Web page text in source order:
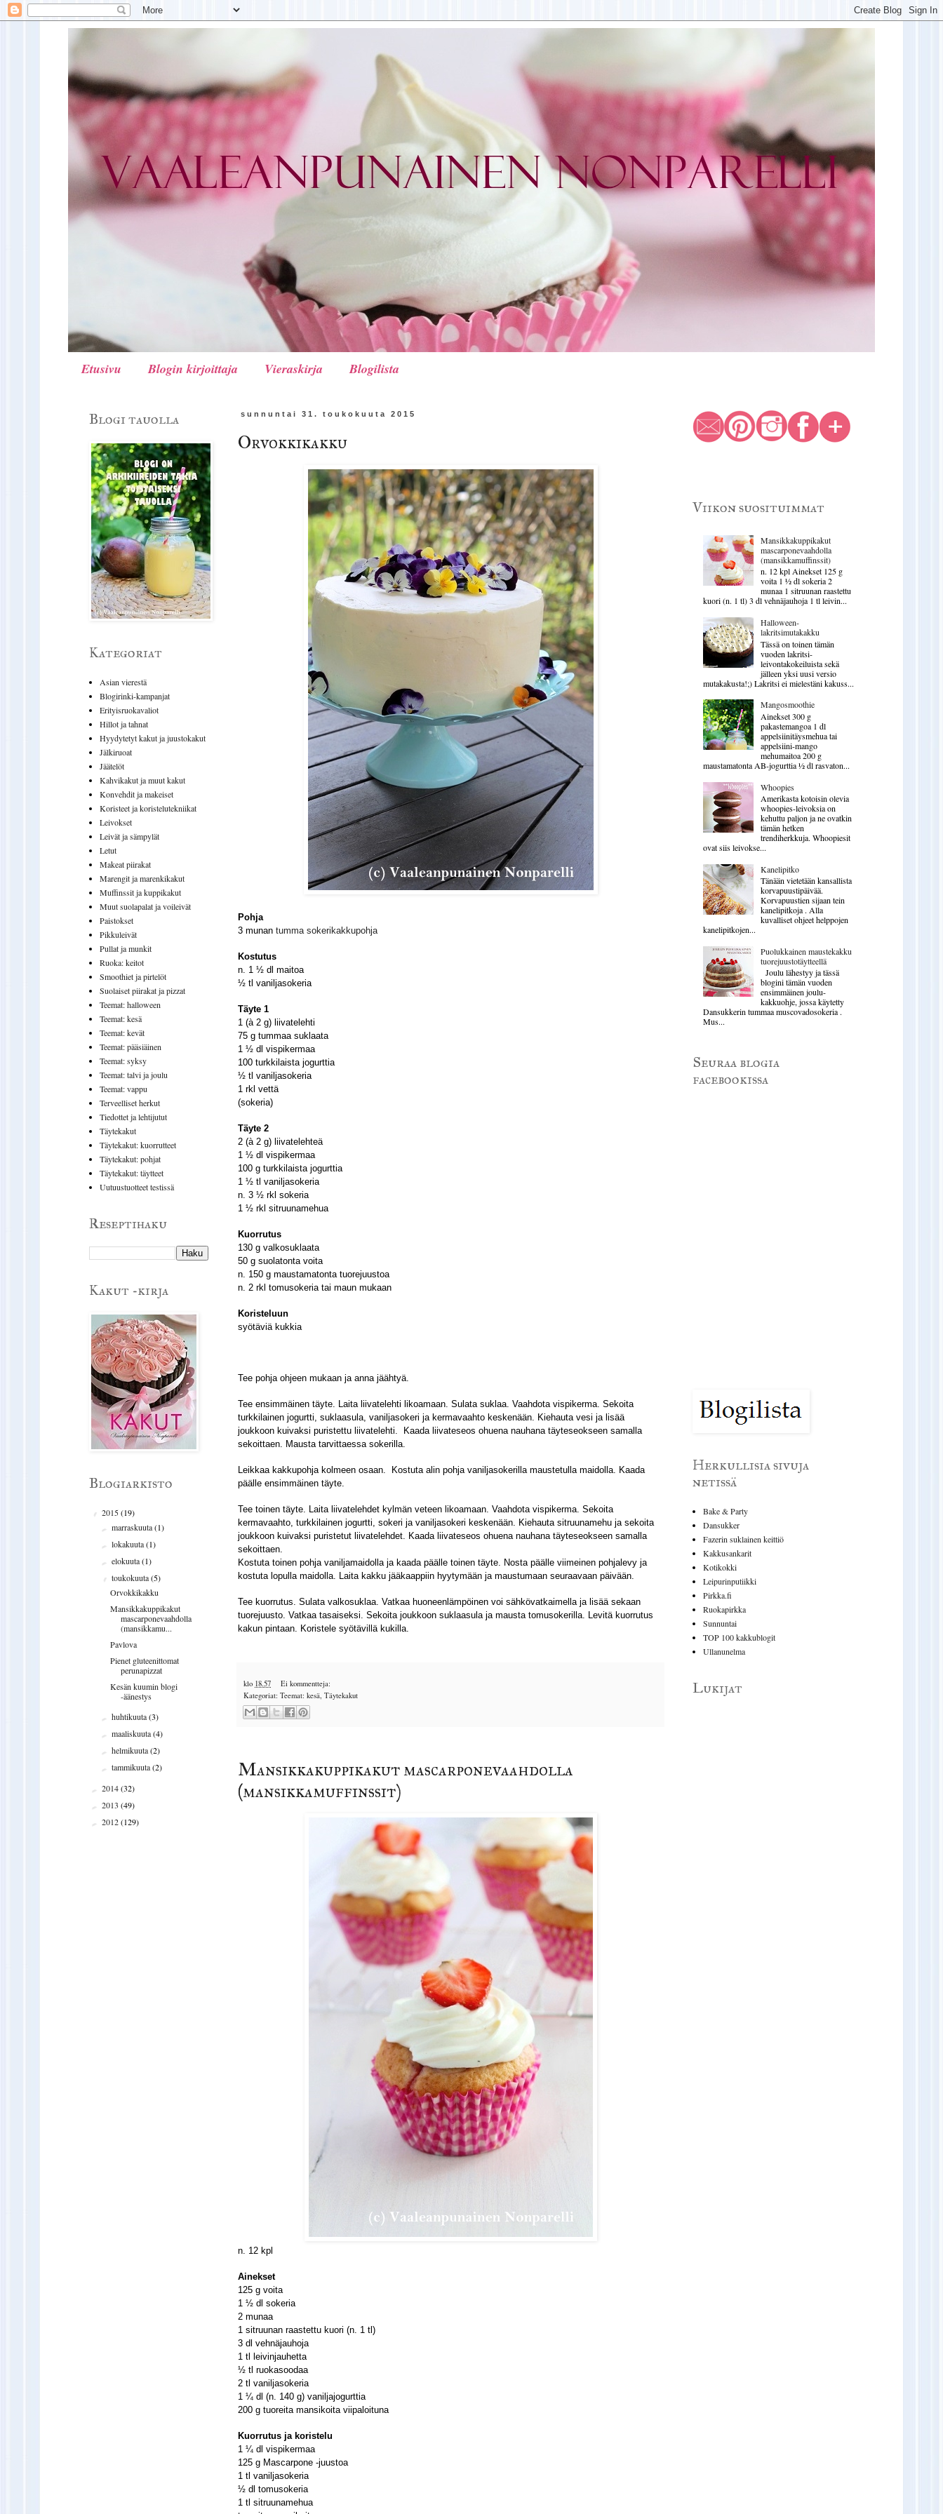
Etusivu Blogin kirjoittaja Vieraskirja Blogilista
sunnuntai 31. toukokuuta 2015
Orvokkikakku
Pohja
3 munan tumma sokerikakkupohja
Kostutus
n. 1 ½ dl maitoa
½ tl vaniljasokeria
Täyte 1
1 (à 2 g) liivatelehti
75 g tummaa suklaata
1 ½ dl vispikermaa
100 turkkilaista jogurttia
½ tl vaniljasokeria
1 rkl vettä
(sokeria)
Täyte 2
2 (à 2 g) liivatelehteä
1 ½ dl vispikermaa
100 g turkkilaista jogurttia
1 ½ tl vaniljasokeria
n. 3 ½ rkl sokeria
1 ½ rkl sitruunamehua
Kuorrutus
130 g valkosuklaata
50 g suolatonta voita
n. 150 g maustamatonta tuorejuustoa
n. 2 rkl tomusokeria tai maun mukaan
Koristeluun
syötäviä kukkia
Tee pohja ohjeen mukaan ja anna jäähtyä.
Tee ensimmäinen täyte. Laita liivatelehti likoamaan. Sulata suklaa. Vaahdota vispikerma. Sekoita
turkkilainen jogurtti, suklaasula, vaniljasokeri ja kermavaahto keskenään. Kiehauta vesi ja lisää
joukkoon kuivaksi puristettu liivatelehti. Kaada liivateseos ohuena nauhana täyteseokseen samalla
sekoittaen. Mausta tarvittaessa sokerilla.
Leikkaa kakkupohja kolmeen osaan. Kostuta alin pohja vaniljasokerilla maustetulla maidolla. Kaada
päälle ensimmäinen täyte.
Tee toinen täyte. Laita liivatelehdet kylmän veteen likoamaan. Vaahdota vispikerma. Sekoita
kermavaahto, turkkilainen jogurtti, sokeri ja vaniljasokeri keskenään. Kiehauta sitruunamehu ja sekoita
joukkoon kuivaksi puristetut liivatelehdet. Kaada liivateseos ohuena nauhana täyteseokseen samalla
sekoittaen.
Kostuta toinen pohja vaniljamaidolla ja kaada päälle toinen täyte. Nosta päälle viimeinen pohjalevy ja
kostuta lopulla maidolla. Laita kakku jääkaappiin hyytymään ja maustumaan seuraavaan päivään.
Tee kuorrutus. Sulata valkosuklaa. Vatkaa huoneenlämpöinen voi sähkövatkaimella ja lisää sekaan
tuorejuusto. Vatkaa tasaiseksi. Sekoita joukkoon suklaasula ja mausta tomusokerilla. Levitä kuorrutus
kakun pintaan. Koristele syötävillä kukilla.
klo 18.57
Ei kommentteja:
Kategoriat: Teemat: kesä Täytekakut
Mansikkakuppikakut mascarponevaahdolla
(mansikkamuffinssit)
n. 12 kpl
Ainekset
125 g voita
1 ½ dl sokeria
2 munaa
1 sitruunan raastettu kuori (n. 1 tl)
3 dl vehnäjauhoja
1 tl leivinjauhetta
½ tl ruokasoodaa
2 tl vaniljasokeria
1 ¼ dl (n. 140 g) vaniljajogurttia
200 g tuoreita mansikoita viipaloituna
Kuorrutus ja koristelu
1 ¼ dl vispikermaa
125 g Mascarpone -juustoa
1 tl vaniljasokeria
½ dl tomusokeria
1 tl sitruunamehua
Blogi tauolla
Kategoriat
Asian vierestä
Blogirinki-kampanjat
Erityisruokavaliot
Hillot ja tahnat
Hyydytetyt kakut ja juustokakut
Jälkiruoat
Jäätelöt
Kahvikakut ja muut kakut
Konvehdit ja makeiset
Koristeet ja koristelutekniikat
Leivokset
Leivät ja sämpylät
Letut
Makeat piirakat
Marengit ja marenkikakut
Muffinssit ja kuppikakut
Muut suolapalat ja voileivät
Paistokset
Pikkuleivät
Pullat ja munkit
Ruoka: keitot
Smoothiet ja pirtelöt
Suolaiset piirakat ja pizzat
Teemat: halloween
Teemat: kesä
Teemat: kevät
Teemat: pääsiäinen
Teemat: syksy
Teemat: talvi ja joulu
Teemat: vappu
Terveelliset herkut
Tiedottet ja lehtijutut
Täytekakut
Täytekakut: kuorrutteet
Täytekakut: pohjat
Täytekakut: täytteet
Uutuustuotteet testissä
Reseptihaku
Kakut -kirja
Blogiarkisto
▼ 2015(19)
►marraskuuta(1)
►lokakuuta(1)
►elokuuta(1)
▼toukokuuta(5)
Orvokkikakku
Mansikkakuppikakut
mascarponevaahdolla
(mansikkamu...
Pavlova
Pienet gluteenittomat
perunapizzat
Kesän kuumin blogi
-äänestys
►huhtikuuta(3)
►maaliskuuta(4)
►helmikuuta(2)
►tammikuuta(2)
► 2014(32)
► 2013 (49)
► 2012(129)
Viikon suosituimmat
Mansikkakuppikakut
mascarponevaahdolla
(mansikkamuffinssit)
n. 12 kpl Ainekset 125 g
voita 1 ½ dl sokeria 2
munaa 1 sitruunan raastettu
kuori (n. 1 tl) 3 dl vehnäjauhoja 1 tl leivin...
Halloween-
lakritsimutakakku
Tässä on toinen tämän
vuoden lakritsi-
leivontakokeiluista sekä
jälleen yksi uusi versio
mutakakusta!;) Lakritsi ei mielestäni kakuss...
Mangosmoothie
Ainekset 300 g
pakastemangoa 1 dl
appelsiinitäysmehua tai
appelsiini-mango
mehumaitoa 200 g
maustamatonta AB-jogurttia ½ dl rasvaton...
Whoopies
Amerikasta kotoisin olevia
whoopies-leivoksia on
kehuttu paljon ja ne ovatkin
tämän hetken
trendiherkkuja. Whoopiesit
ovat siis leivokse...
Kanelipitko
Tänään vietetään kansallista
korvapuustipäivää.
Korvapuustien sijaan tein
kanelipitkoja . Alla
kuvalliset ohjeet helppojen
kanelipitkojen...
Puolukkainen maustekakku
tuorejuustotäytteellä
Joulu lähestyy ja tässä
blogini tämän vuoden
ensimmäinen joulu-
kakkuohje, jossa käytetty
Dansukkerin tummaa muscovadosokeria .
Mus...
Seuraa blogia
facebookissa
Herkullisia sivuja
netissä
Bake & Party
Dansukker
Fazerin suklainen keittiö
Kakkusankarit
Kotikokki
Leipurinputiikki
Pirkka.fi
Ruokapirkka
Sunnuntai
TOP 100 kakkublogit
Ullanunelma
Lukijat